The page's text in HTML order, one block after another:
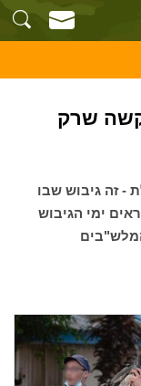
קשה שרק
- זה גיבוש שבו
ימי הגיבוש